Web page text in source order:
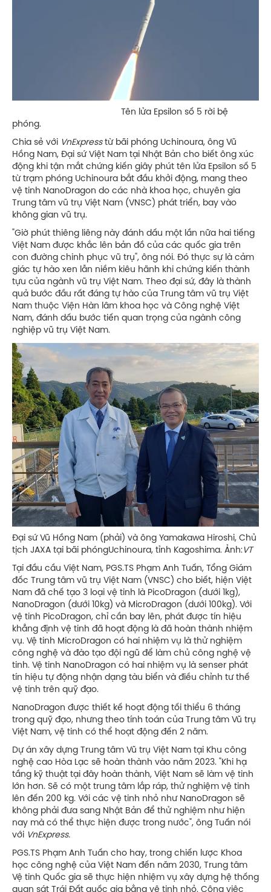
Tên lửa Epsilon số 5 rời bệ
phóng.
Chia sẻ với VnExpresstừ bãi phóng Uchinoura, ông Vũ
Hồng Nam, Đại sứ Việt Nam tại Nhật Bản cho biết ông xúc
động khi tận mắt chứng kiến giây phút tên lửa Epsilon số 5
từ trạm phóng Uchinoura bắt đầu khởi động, mang theo
vệ tinh NanoDragon do các nhà khoa học, chuyên gia
Trung tâm vũ trụ Việt Nam (VNSC) phát triển, bay vào
không gian vũ trụ.
"Giờ phút thiêng liêng này đánh dấu một lần nữa hai tiếng
Việt Nam được khắc lên bản đồ của các quốc gia trên
con đường chinh phục vũ trụ", ông nói. Đó thực sự là cảm
giác tự hào xen lẫn niềm kiêu hãnh khi chứng kiến thành
tựu của ngành vũ trụ Việt Nam. Theo đại sứ, đây là thành
quả bước đầu rất đáng tự hào của Trung tâm vũ trụ Việt
Nam thuộc Viện Hàn lâm khoa học và Công nghệ Việt
Nam, đánh dấu bước tiến quan trọng của ngành công
nghiệp vũ trụ Việt Nam.
Đại sứ Vũ Hồng Nam (phải) và ông Yamakawa Hiroshi, Chủ
tịch JAXA tại bãi phóngUchinoura, tỉnh Kagoshima. Ảnh: VT
Tại đầu cầu Việt Nam, PGS.TS Phạm Anh Tuấn, Tổng Giám
đốc Trung tâm vũ trụ Việt Nam (VNSC) cho biết, hiện Việt
Nam đã chế tạo 3 loại vệ tinh là PicoDragon (dưới 1kg),
NanoDragon (dưới 10kg) và MicroDragon (dưới 100kg). Với
vệ tinh PicoDragon, chỉ cần bay lên, phát được tín hiệu
khẳng định vệ tinh đã hoạt động là đã hoàn thành nhiệm
vụ. Vệ tinh MicroDragon có hai nhiệm vụ là thử nghiệm
công nghệ và đào tạo đội ngũ để làm chủ công nghệ vệ
tinh. Vệ tinh NanoDragon có hai nhiệm vụ là senser phát
tín hiệu tự động nhận dạng tàu biển và điều chỉnh tư thế
vệ tinh trên quỹ đạo.
NanoDragon được thiết kế hoạt động tối thiểu 6 tháng
trong quỹ đạo, nhưng theo tính toán của Trung tâm Vũ trụ
Việt Nam, vệ tinh có thể hoạt động đến 2 năm.
Dự án xây dựng Trung tâm Vũ trụ Việt Nam tại Khu công
nghệ cao Hòa Lạc sẽ hoàn thành vào năm 2023. "Khi hạ
tầng kỹ thuật tại đây hoàn thành, Việt Nam sẽ làm vệ tinh
lớn hơn. Sẽ có một trung tâm lắp ráp, thử nghiệm vệ tinh
lên đến 200 kg. Với các vệ tinh nhỏ như NanoDragon sẽ
không phải đưa sang Nhật Bản để thử nghiệm như hiện
nay mà có thể thực hiện được trong nước", ông Tuấn nói
với VnExpress.
PGS.TS Phạm Anh Tuấn cho hay, trong chiến lược Khoa
học công nghệ của Việt Nam đến năm 2030, Trung tâm
Vệ tinh Quốc gia sẽ thực hiện nhiệm vụ xây dựng hệ thống
quan sát Trái Đất quốc gia bằng vệ tinh nhỏ. Công việc